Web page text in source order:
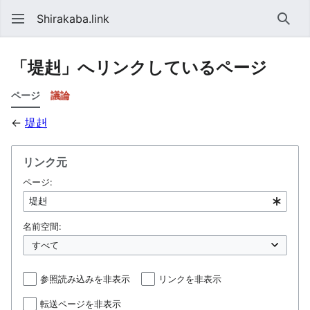
Shirakaba.link 検索
「堤赳」へリンクしているページ
ページ 議論
← 堤赳
リンク元
ページ:
名前空間:
参照読み込みを非表示 リンクを非表示
転送ページを非表示